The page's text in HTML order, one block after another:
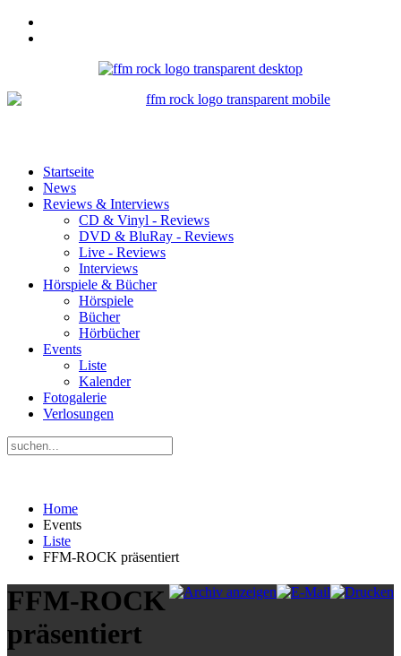
Startseite
News
Reviews & Interviews
CD & Vinyl - Reviews
DVD & BluRay - Reviews
Live - Reviews
Interviews
Hörspiele & Bücher
Hörspiele
Bücher
Hörbücher
Events
Liste
Kalender
Fotogalerie
Verlosungen
Home
Events
Liste
FFM-ROCK präsentiert
FFM-ROCK
präsentiert